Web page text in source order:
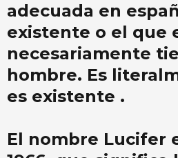
adecuada en
existente o el que
necesariamente
hombre. Es
es existente .
El nombre Lucifer